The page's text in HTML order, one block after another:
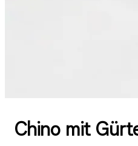
Chino mit